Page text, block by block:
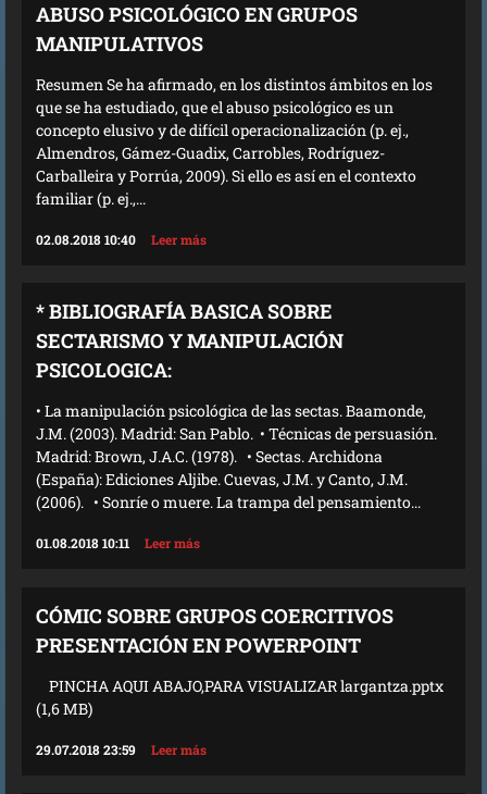
ABUSO PSICOLÓGICO EN GRUPOS
MANIPULATIVOS
Resumen Se ha afirmado, en los distintos ámbitos en los
que se ha estudiado, que el abuso psicológico es un
concepto elusivo y de difícil operacionalización (p. ej.,
Almendros, Gámez-Guadix, Carrobles, Rodríguez-
Carballeira y Porrúa, 2009). Si ello es así en el contexto
familiar (p. ej.,...
02.08.2018 10:40 Leer más
* BIBLIOGRAFÍA BASICA SOBRE
SECTARISMO Y MANIPULACIÓN
PSICOLOGICA:
• La manipulación psicológica de las sectas. Baamonde,
J.M. (2003). Madrid: San Pablo. • Técnicas de persuasión.
Madrid: Brown, J.A.C. (1978). • Sectas. Archidona
(España): Ediciones Aljibe. Cuevas, J.M. y Canto, J.M.
(2006). • Sonríe o muere. La trampa del pensamiento...
01.08.2018 10:11 Leer más
CÓMIC SOBRE GRUPOS COERCITIVOS
PRESENTACIÓN EN POWERPOINT
PINCHA AQUI ABAJO,PARA VISUALIZAR largantza.pptx
(1,6 MB)
29.07.2018 23:59 Leer más